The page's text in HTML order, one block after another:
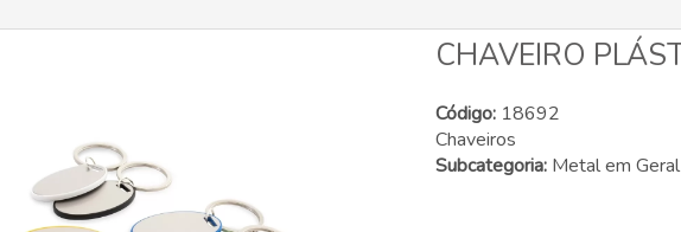
CHAVEIRO
Código: 18692
Chaveiros
Subcategoria: Metal em Geral